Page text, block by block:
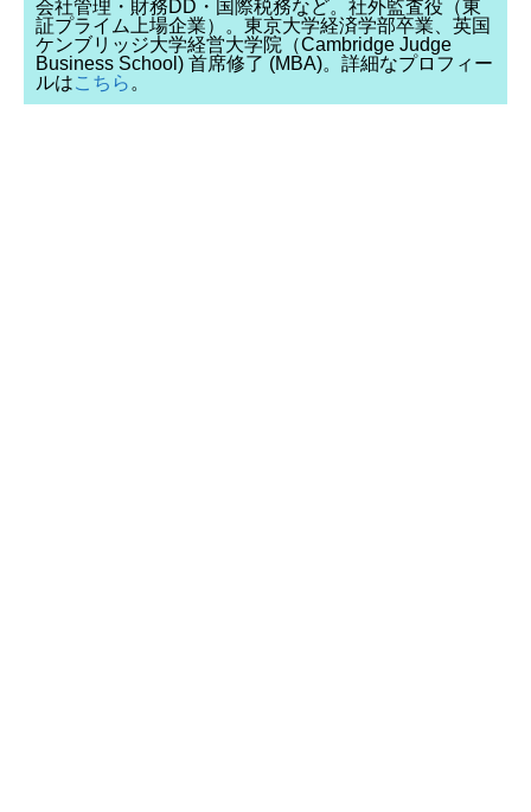
会社管理・財務DD・国際税務など。社外監査役（東
証プライム上場企業）。東京大学経済学部卒業、英国
ケンブリッジ大学経営大学院（Cambridge Judge
Business School) 首席修了 (MBA)。詳細なプロフィー
ルはこちら 。